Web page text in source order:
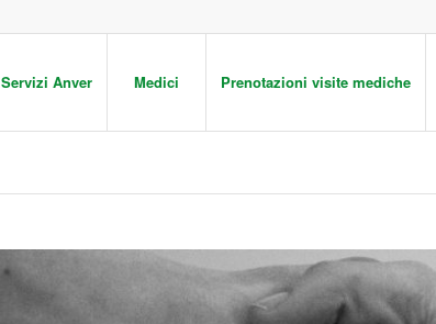
Servizi Anver Medici Prenotazioni visite mediche